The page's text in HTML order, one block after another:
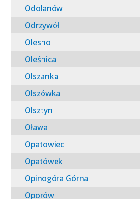
Odolanów
Odrzywół
Olesno
Oleśnica
Olszanka
Olszówka
Olsztyn
Oława
Opatowiec
Opatówek
Opinogóra Górna
Oporów